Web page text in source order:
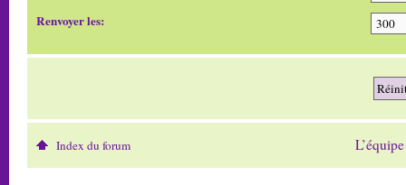
Renvoyer les:
Index du forum